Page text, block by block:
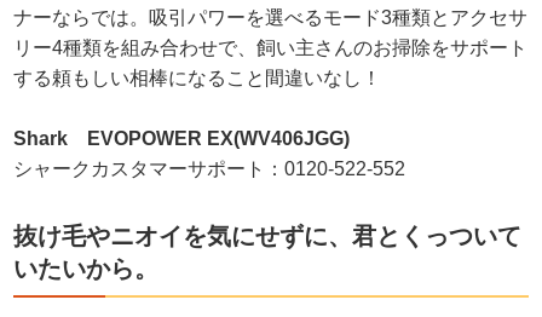
ナーならでは。吸引パワーを選べるモード3種類とアクセサ
リー4種類を組み合わせで、飼い主さんのお掃除をサポート
する頼もしい相棒になること間違いなし！
Shark EVOPOWER EX(WV406JGG)
シャークカスタマーサポート：0120-522-552
抜け毛やニオイを気にせずに、君とくっついて
いたいから。